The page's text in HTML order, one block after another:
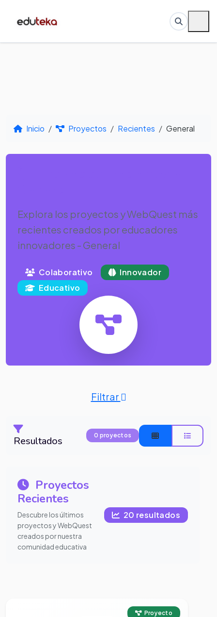
Inicio Proyectos Recientes General
Explora los proyectos y WebQuest más
recientes creados por educadores
innovadores - General
Colaborativo
Innovador
Educativo
Filtrar
Resultados 0 proyectos
Proyectos
Recientes
Descubre los últimos
proyectos y WebQuest
creados por nuestra
comunidad educativa
20 resultados
Proyecto